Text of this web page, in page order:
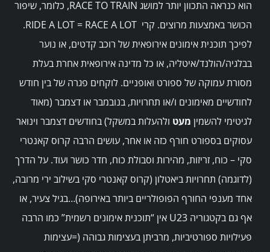
הוא כנראה התכוון יותר למושג RACE TO TRAIN, כלומר, שיפור
הכושר באמצעות מרוצים. קרי RIDE A LOT = RACE A LOT.
לפיכך תוכנית אימונים אירופאית של רוכב קדטים, או נוער
בבלגיה/הולנד/איטליה, או כל מדינה אירופאית אחרת בעלת
מסורת עמוקה של ספורט ואופניים. לוקחים פגרה של בין חודש
לחודשיים מאימונים ו/או תחרויות, בנובמבר או דצמבר (מאוד
לגיטימי להשמין מעט ולהעלות במשקל) בחודשים דצמבר וינואר
עסוקים בספורט חורף כזה או אחר, עושים הרבה קרוס קאנטרי
סקי – כוח, זריזות, מהירות וסבולת כוח, חדר כושר ועוד. על הדרך
(לדוגמה) תחרויות ביאטלון (קרוס קאנטרי סקי בשילוב ירי מרובה,
אחד מענפי החורף הפופולריים ביותר באירופה)…בגיל צעיר, או
אף גם בקטגוריה U23 אין “תוכנית אימונים רשמית” כמו הרבה
פעילויות ספורטיביות, מרביתן בעצימות גבוהה (=עצימות